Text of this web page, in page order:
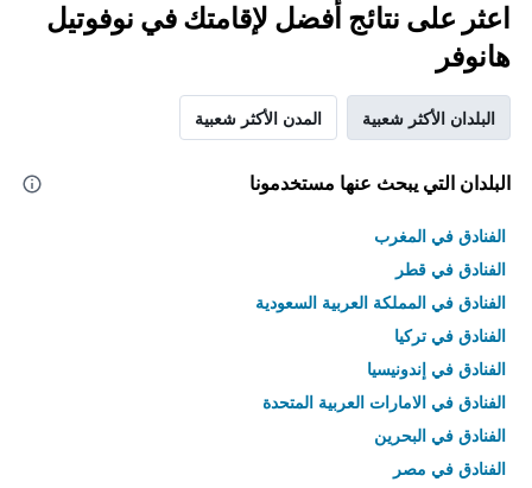
اعثر على نتائج أفضل لإقامتك في نوفوتيل
هانوفر
البلدان الأكثر شعبية المدن الأكثر شعبية
البلدان التي يبحث عنها مستخدمونا
الفنادق في المغرب
الفنادق في قطر
الفنادق في المملكة العربية السعودية
الفنادق في تركيا
الفنادق في إندونيسيا
الفنادق في الامارات العربية المتحدة
الفنادق في البحرين
الفنادق في مصر